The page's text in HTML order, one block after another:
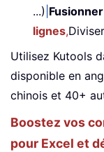
...)
lignes,
Utilisez Kutools
disponible en
chinois et 40+
Boostez vos
pour Excel et